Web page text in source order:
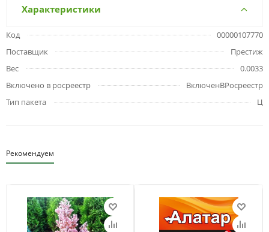
Характеристики
Код
00000107770
Поставщик
Престиж
Вес
0.0033
Включено в росреестр
ВключенВРосреестр
Тип пакета
Ц
Рекомендуем